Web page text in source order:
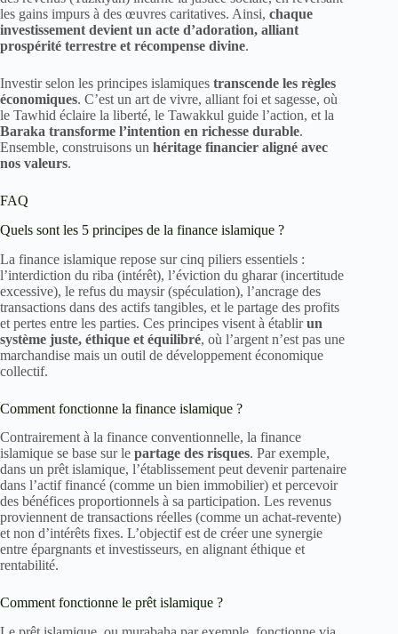
les gains impurs à des œuvres caritatives. Ainsi, chaque
investissement devient un acte d’adoration, alliant
prospérité terrestre et récompense divine.
Investir selon les principes islamiques transcende les règles
économiques. C’est un art de vivre, alliant foi et sagesse, où
le Tawhid éclaire la liberté, le Tawakkul guide l’action, et la
Baraka transforme l’intention en richesse durable.
Ensemble, construisons un héritage financier aligné avec
nos valeurs.
FAQ
Quels sont les 5 principes de la finance islamique ?
La finance islamique repose sur cinq piliers essentiels :
l’interdiction du riba (intérêt), l’éviction du gharar (incertitude
excessive), le refus du maysir (spéculation), l’ancrage des
transactions dans des actifs tangibles, et le partage des profits
et pertes entre les parties. Ces principes visent à établirun
système juste, éthique et équilibré, où l’argent n’est pas une
marchandise mais un outil de développement économique
collectif.
Comment fonctionne la finance islamique ?
Contrairement à la finance conventionnelle, la finance
islamique se base sur le partage des risques. Par exemple,
dans un prêt islamique, l’établissement peut devenir partenaire
dans l’actif financé (comme un bien immobilier) et percevoir
des bénéfices proportionnels à sa participation. Les revenus
proviennent de transactions réelles (comme un achat-revente)
et non d’intérêts fixes. L’objectif est de créer une synergie
entre épargnants et investisseurs, en alignant éthique et
rentabilité.
Comment fonctionne le prêt islamique ?